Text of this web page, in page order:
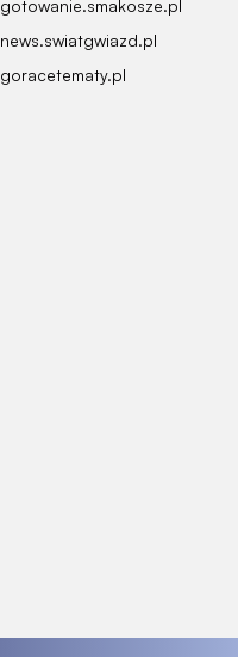
gotowanie.smakosze.pl
news.swiatgwiazd.pl
goracetematy.pl